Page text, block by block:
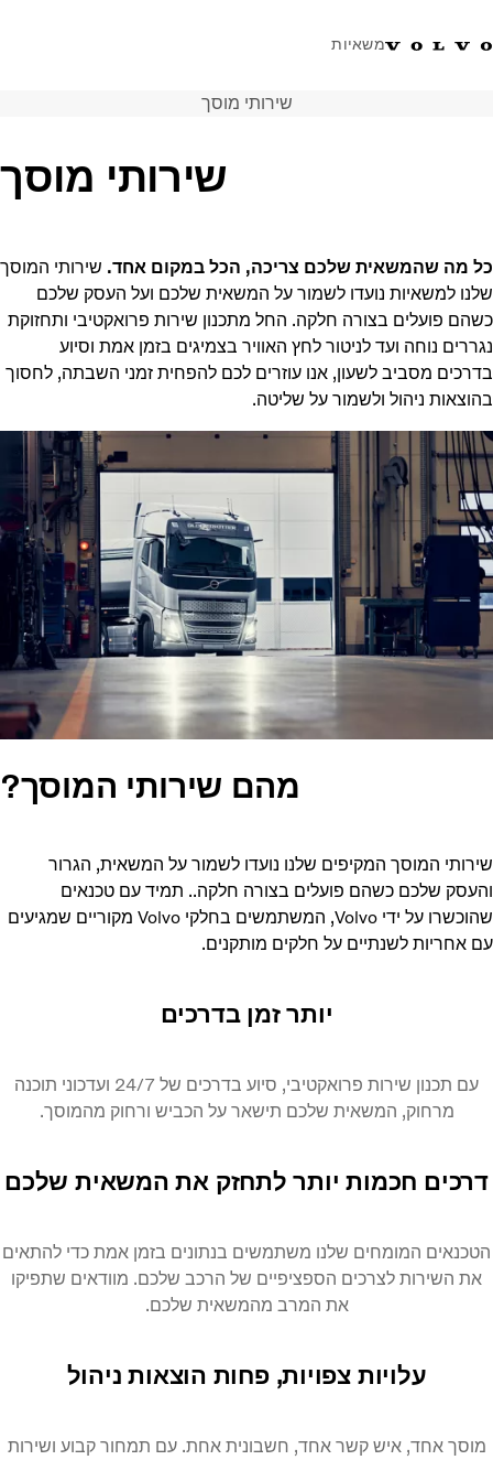
משאיות
התחבר לאזור אישי
מרכזי שירות
חדשות
אודות
צור קשר
שירותי מוסך
שירותי מוסך
מה שהמשאית שלכם צריכה, הכל במקום אחד.שירותי המוסך
למשאיות נועדו לשמור על המשאית שלכם ועל העסק שלכם
פועלים בצורה חלקה. החל מתכנון שירות פרואקטיבי ותחזוקת
נוחה ועד לניטור לחץ האוויר בצמיגים בזמן אמת וסיוע
מסביב לשעון, אנו עוזרים לכם להפחית זמני השבתה, לחסוך
ניהול ולשמור על שליטה.
מהם שירותי המוסך?
המוסך המקיפים שלנו נועדו לשמור על המשאית, הגרור
שלכם כשהם פועלים בצורה חלקה.. תמיד עם טכנאים
שהוכשרו על ידי Volvo, המשתמשים בחלקי Volvo מקוריים שמגיעים
אחריות לשנתיים על חלקים מותקנים.
יותר זמן בדרכים
עם תכנון שירות פרואקטיבי, סיוע בדרכים של 24/7 ועדכוני תוכנה
מרחוק, המשאית שלכם תישאר על הכביש ורחוק מהמוסך.
חכמות יותר לתחזק את המשאית שלכם
המומחים שלנו משתמשים בנתונים בזמן אמת כדי להתאים
השירות לצרכים הספציפיים של הרכב שלכם. מוודאים שתפיקו
את המרב מהמשאית שלכם.
עלויות צפויות, פחות הוצאות ניהול
אחד, איש קשר אחד, חשבונית אחת. עם תמחור קבוע ושירות